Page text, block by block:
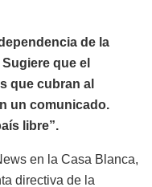
de la
que el
que cubran al
un comunicado.
libre”.
en la Casa Blanca,
directiva de la